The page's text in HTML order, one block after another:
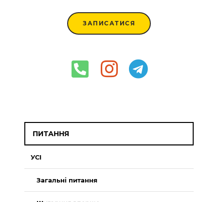
ЗАПИСАТИСЯ
ПИТАННЯ
УСІ
Загальні питання